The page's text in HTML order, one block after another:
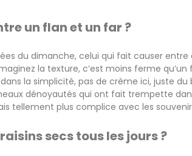
un flan et un far ?
du dimanche, celui qui fait causer entre
la texture, c’est moins ferme
la simplicité, pas de crème ici, juste
dénoyautés qui ont fait trempette
tellement plus complice avec les
secs tous les jours ?